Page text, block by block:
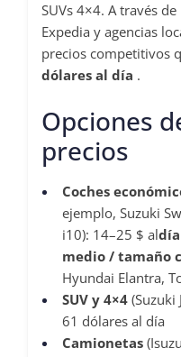
SUVs 4×4. A través
Expedia y agencias
precios competitivos
dólares al día .
Opciones
precios
Coches
ejemplo, Suzuki
i10): 14–25 $ al
medio / tamaño
Hyundai Elantra,
SUV y 4×4(Suzuki
61 dólares al día
Camionetas